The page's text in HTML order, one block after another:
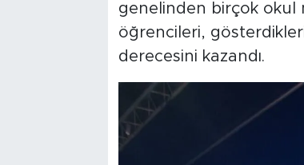
genelinden birçok okul
öğrencileri,
derecesini kazandı.